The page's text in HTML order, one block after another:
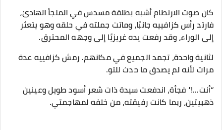
كان صوت الارتطام أشبه بطلقة مسدس في الملجأ الهادئ،
فارتد رأس كزافييه جانبًا، وماتت جملته في حلقه وهو يتعثر
إلى الوراء، وقد رفعت يده غريزيًا إلى وجهه المحترق.
لثانية واحدة، تجمد الجميع في مكانهم. رمش كزافييه عدة
مرات لأنه لم يصدق ما حدث للتو.
“أنت...!” فجأة، اندفعت سيدة ذات شعر أسود طويل وعينين
ذهبيتين، ربما كانت رفيقته، من خلفه لمهاجمتي.